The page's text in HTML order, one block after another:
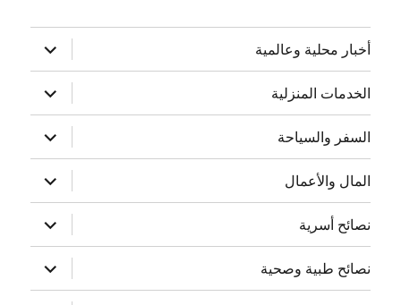
أخبار محلية وعالمية
توسيع
القائمة
الفرعية
الخدمات المنزلية
توسيع
القائمة
الفرعية
السفر والسياحة
توسيع
القائمة
الفرعية
المال والأعمال
توسيع
القائمة
الفرعية
نصائح أسرية
توسيع
القائمة
الفرعية
نصائح طبية وصحية
توسيع
القائمة
الفرعية